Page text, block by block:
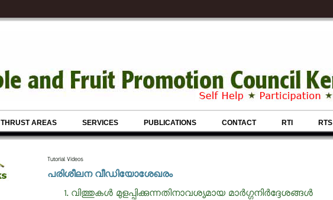
THRUST AREAS SERVICES PUBLICATIONS CONTACT RTI RTS
Tutorial Videos
പരിശീലന വീഡിയോശേഖരം
വിത്തുകള്‍ മുളപ്പിക്കുന്നതിനാവശ്യമായ മാര്‍ഗ്ഗനിര്‍ദ്ദേശങ്ങള്‍